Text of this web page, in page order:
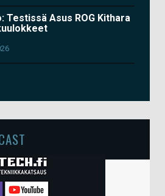
Testissä Asus ROG Kithara